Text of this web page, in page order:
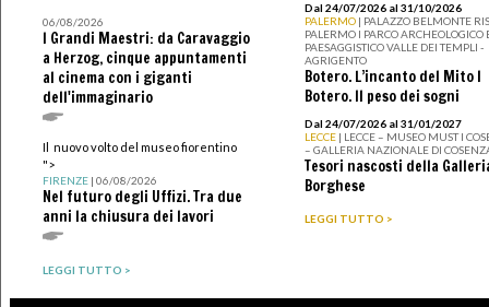
06/08/2026
I Grandi Maestri: da Caravaggio
a Herzog, cinque appuntamenti
al cinema con i giganti
dell'immaginario
Il nuovo volto del museo fiorentino
">
FIRENZE| 06/08/2026
Nel futuro degli Uffizi. Tra due
anni la chiusura dei lavori
LEGGI TUTTO >
Dal 24/07/2026 al 31/10/2026
PALERMO | PALAZZO BELMONTE
PALERMO I PARCO ARCHEOLOGICO
PAESAGGISTICO VALLE DEI TEMPLI -
AGRIGENTO
Botero. L’incanto del Mito I
Botero. Il peso dei sogni
Dal 24/07/2026 al 31/01/2027
LECCE | LECCE – MUSEO MUST I
– GALLERIA NAZIONALE DI
Tesori nascosti della
Borghese
LEGGI TUTTO >